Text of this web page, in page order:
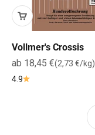
Vollmer's Crossis
Angebot
ab 18,45 €(2,73 €/kg)
4.9